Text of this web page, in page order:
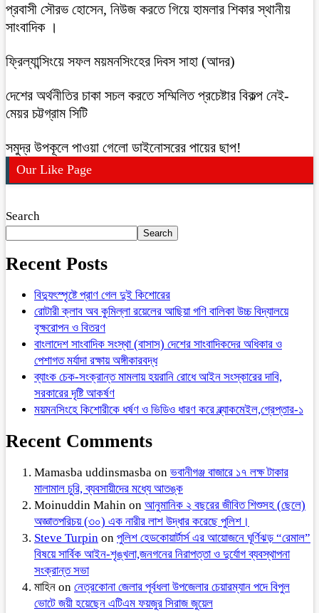
প্রবাসী সৌরভ হোসেন, নিউজ করতে গিয়ে হামলার শিকার স্থানীয়
সাংবাদিক ।
ফ্রিল্যান্সিংয়ে সফল ময়মনসিংহের দিবস সাহা (আদর)
দেশের অর্থনীতির চাকা সচল করতে সম্মিলিত প্রচেষ্টার বিকল্প নেই-
মেয়র চট্টগ্রাম সিটি
সমুদ্র উপকূলে পাওয়া গেলো ডাইনোসরের পায়ের ছাপ!
Our Like Page
Search
Search
Recent Posts
বিদ্যুৎস্পৃষ্টে প্রাণ গেল দুই কিশোরের
রোটারী ক্লাব অব কুমিল্লা রয়েলের আছিয়া গণি বালিকা উচ্চ বিদ্যালয়ে
বৃক্ষরোপন ও বিতরণ
বাংলাদেশ সাংবাদিক সংস্থা (বাসাস) দেশের সাংবাদিকদের অধিকার ও
পেশাগত মর্যাদা রক্ষায় অঙ্গীকারবদ্ধ
ব্যাংক চেক-সংক্রান্ত মামলায় হয়রানি রোধে আইন সংস্কারের দাবি,
সরকারের দৃষ্টি আকর্ষণ
ময়মনসিংহে কিশোরীকে ধর্ষণ ও ভিডিও ধারণ করে ব্ল্যাকমেইল,গ্রেপ্তার-১
Recent Comments
Mamasba uddinsmasba on ভবানীগঞ্জ বাজারে ১৭ লক্ষ টাকার
মালামাল চুরি, ব্যবসায়ীদের মধ্যে আতঙ্ক
Moinuddin Mahin on আনুমানিক ২ বছরের জীবিত শিশুসহ (ছেলে)
অজ্ঞাতপরিচয় (৩০) এক নারীর লাশ উদ্ধার করেছে পুলিশ।
Steve Turpin on পুলিশ হেডকোয়ার্টার্স এর আয়োজনে ঘূর্ণিঝড় “রেমাল”
বিষয়ে সার্বিক আইন-শৃঙ্খলা,জনগনের নিরাপত্তা ও দুর্যোগ ব্যবস্থাপনা
সংক্রান্ত সভা
মাহিন on নেত্রকোনা জেলার পূর্বধলা উপজেলার চেয়ারম্যান পদে বিপুল
ভোটে জয়ী হয়েছেন এটিএম ফয়জুর সিরাজ জুয়েল